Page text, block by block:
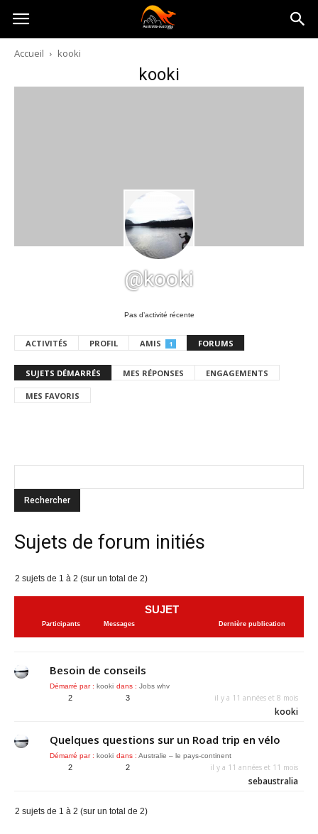
Australia-
australie.com
Accueil kooki
kooki
@kooki
Pas d’activité récente
ACTIVITÉS PROFIL AMIS 1 FORUMS
SUJETS DÉMARRÉS MES RÉPONSES ENGAGEMENTS
MES FAVORIS
Sujets de forum initiés
2 sujets de 1 à 2 (sur un total de 2)
SUJET
Participants Messages Dernière publication
Besoin de conseils
Démarré par : kooki dans : Jobs whv
2 3 il y a 11 années et 8 mois
kooki
Quelques questions sur un Road trip en vélo
Démarré par : kooki dans : Australie – le pays-continent
2 2 il y a 11 années et 11 mois
sebaustralia
2 sujets de 1 à 2 (sur un total de 2)